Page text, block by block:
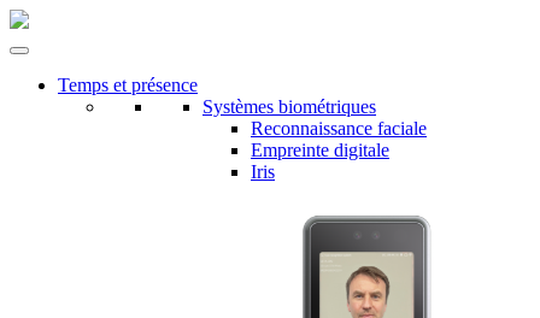
Temps et présence
Systèmes biométriques
Reconnaissance faciale
Empreinte digitale
Iris